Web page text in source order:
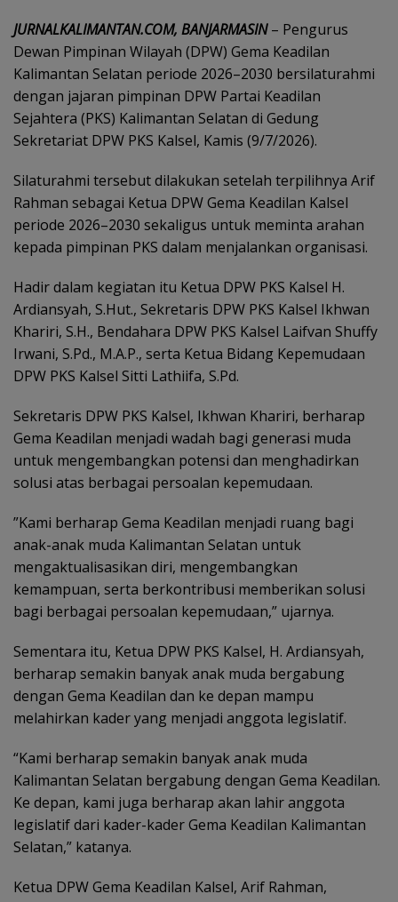
JURNALKALIMANTAN.COM, BANJARMASIN– Pengurus
Dewan Pimpinan Wilayah (DPW) Gema Keadilan
Kalimantan Selatan periode 2026–2030 bersilaturahmi
dengan jajaran pimpinan DPW Partai Keadilan
Sejahtera (PKS) Kalimantan Selatan di Gedung
Sekretariat DPW PKS Kalsel, Kamis (9/7/2026).
‎Silaturahmi tersebut dilakukan setelah terpilihnya Arif
Rahman sebagai Ketua DPW Gema Keadilan Kalsel
periode 2026–2030 sekaligus untuk meminta arahan
kepada pimpinan PKS dalam menjalankan organisasi.
Hadir dalam kegiatan itu Ketua DPW PKS Kalsel H.
Ardiansyah, S.Hut., Sekretaris DPW PKS Kalsel Ikhwan
Khariri, S.H., Bendahara DPW PKS Kalsel Laifvan Shuffy
Irwani, S.Pd., M.A.P., serta Ketua Bidang Kepemudaan
DPW PKS Kalsel Sitti Lathiifa, S.Pd.
Sekretaris DPW PKS Kalsel, Ikhwan Khariri, berharap
Gema Keadilan menjadi wadah bagi generasi muda
untuk mengembangkan potensi dan menghadirkan
solusi atas berbagai persoalan kepemudaan.
‎”Kami berharap Gema Keadilan menjadi ruang bagi
anak-anak muda Kalimantan Selatan untuk
mengaktualisasikan diri, mengembangkan
kemampuan, serta berkontribusi memberikan solusi
bagi berbagai persoalan kepemudaan,” ujarnya.
Sementara itu, Ketua DPW PKS Kalsel, H. Ardiansyah,
berharap semakin banyak anak muda bergabung
dengan Gema Keadilan dan ke depan mampu
melahirkan kader yang menjadi anggota legislatif.
“Kami berharap semakin banyak anak muda
Kalimantan Selatan bergabung dengan Gema Keadilan.
Ke depan, kami juga berharap akan lahir anggota
legislatif dari kader-kader Gema Keadilan Kalimantan
Selatan,” katanya.
Ketua DPW Gema Keadilan Kalsel, Arif Rahman,